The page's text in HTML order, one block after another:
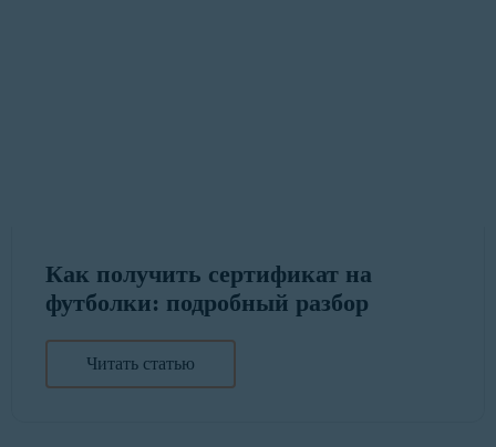
Как получить сертификат на
футболки: подробный разбор
Читать статью